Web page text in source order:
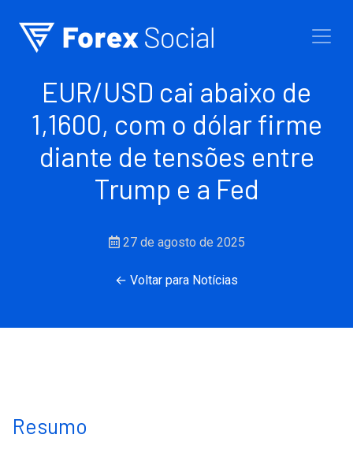
EUR/USD cai abaixo de
1,1600, com o dólar firme
diante de tensões entre
Trump e a Fed
27 de agosto de 2025
← Voltar para Notícias
Resumo